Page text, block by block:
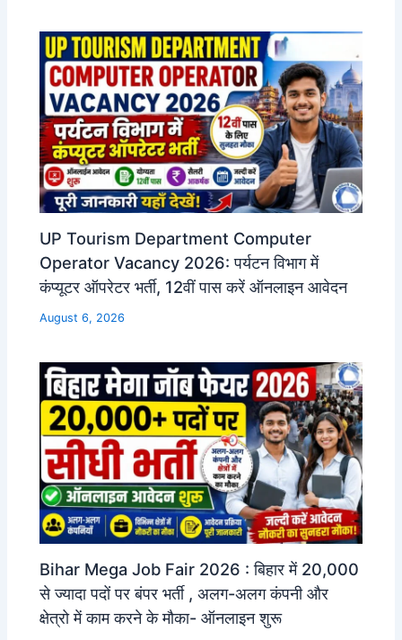
UP Tourism Department Computer
Operator Vacancy 2026: पर्यटन विभाग में
कंप्यूटर ऑपरेटर भर्ती, 12वीं पास करें ऑनलाइन आवेदन
August 6, 2026
Bihar Mega Job Fair 2026 : बिहार में 20,000
से ज्यादा पदों पर बंपर भर्ती , अलग-अलग कंपनी और
क्षेत्रो में काम करने के मौका- ऑनलाइन शुरू